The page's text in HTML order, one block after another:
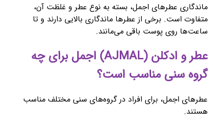
ماندگاری عطرهای اجمل، بسته به نوع عطر و غلظت آن،
متفاوت است. برخی از عطرها ماندگاری بالایی دارند و تا
ساعت‌ها روی پوست باقی می‌مانند.
عطر و ادکلن (AJMAL) اجمل برای چه
گروه سنی مناسب است؟
عطرهای اجمل، برای افراد در گروه‌های سنی مختلف مناسب
هستند.